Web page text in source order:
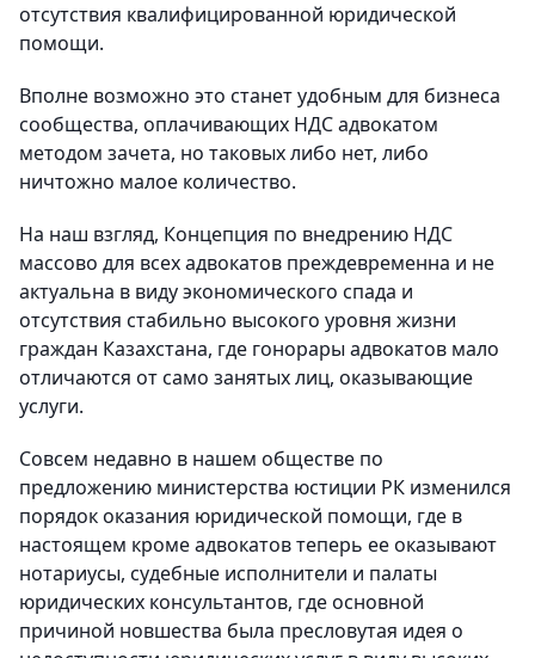
отсутствия квалифицированной юридической
помощи.
Вполне возможно это станет удобным для бизнеса
сообщества, оплачивающих НДС адвокатом
методом зачета, но таковых либо нет, либо
ничтожно малое количество.
На наш взгляд, Концепция по внедрению НДС
массово для всех адвокатов преждевременна и не
актуальна в виду экономического спада и
отсутствия стабильно высокого уровня жизни
граждан Казахстана, где гонорары адвокатов мало
отличаются от само занятых лиц, оказывающие
услуги.
Совсем недавно в нашем обществе по
предложению министерства юстиции РК изменился
порядок оказания юридической помощи, где в
настоящем кроме адвокатов теперь ее оказывают
нотариусы, судебные исполнители и палаты
юридических консультантов, где основной
причиной новшества была пресловутая идея о